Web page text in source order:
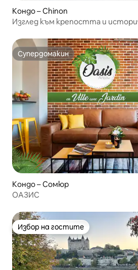
Кондо – Chinon
Изглед към крепостта и
Супердомакин
Супердомакин
Кондо – Сомюр
ОАЗИС
Избор на гостите
Избор на гостите